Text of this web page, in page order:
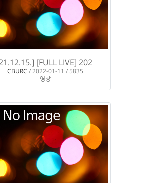
H [2021.12.15.] [FULL LIVE] 2021년 충청북도 도시재생성과공유회
CBURC / 2022-01-11 / 5835
영상